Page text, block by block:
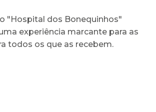
"Hospital dos Bonequinhos"
experiência marcante para as
todos os que as recebem.